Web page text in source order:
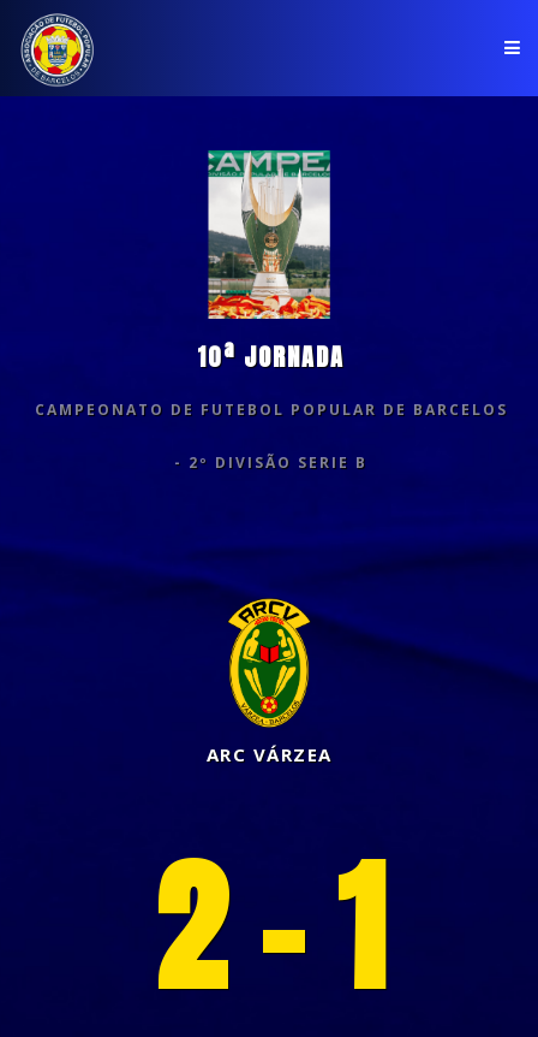
CLUBES
10ª JORNADA
CAMPEONATO DE FUTEBOL POPULAR DE BARCELOS
- 2º DIVISÃO SERIE B
ARC VÁRZEA
2 - 1